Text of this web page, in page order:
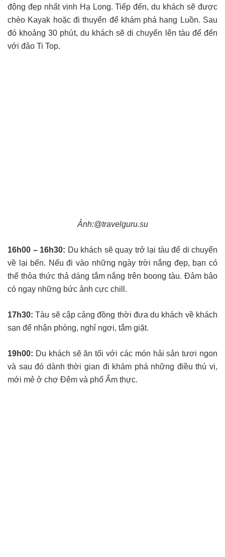
động đẹp nhất vịnh Hạ Long. Tiếp đến, du khách sẽ được
chèo Kayak hoặc đi thuyển để khám phá hang Luồn. Sau
đó khoảng 30 phút, du khách sẽ di chuyển lên tàu để đến
với đảo Ti Top.
Ảnh:@travelguru.su
16h00 – 16h30: Du khách sẽ quay trở lại tàu để di chuyển
về lại bến. Nếu đi vào những ngày trời nắng đẹp, bạn có
thể thỏa thức thả dáng tắm nắng trên boong tàu. Đảm bảo
có ngay những bức ảnh cực chill.
17h30: Tàu sẽ cập cảng đồng thời đưa du khách về khách
sạn để nhận phòng, nghỉ ngơi, tắm giặt.
19h00: Du khách sẽ ăn tối với các món hải sản tươi ngon
và sau đó dành thời gian đi khám phá những điều thú vị,
mới mẻ ở chợ Đêm và phố Ẩm thực.